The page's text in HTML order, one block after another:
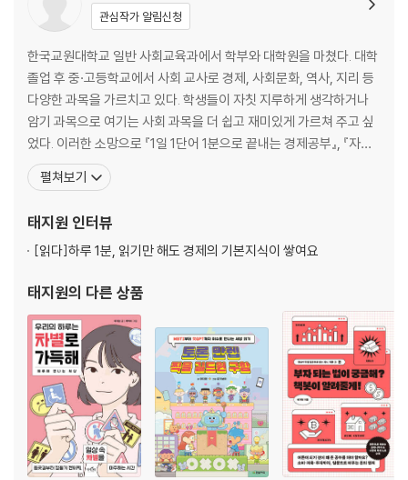
동 원리를 이해할 수 있다.
정물화 속 숨은 역사적 힌트 찾기
이 책은 한 점의 정물화를 출발점으로 작품이 그려진 배경과 화가의 정보
는 물론, 그림 속 탁자 위에 그려진 각 사물이 속한 시대의 역사적 사건, 경
제적 변화, 사회적 가치관을 함께 탐구한다.
가령 해골, 시계, 성서 등은 기술의 발전을 비롯해 중세 말기와 근대 초기에
트를 제공하고, 청어나 튤립을 그린 그림에서는 한때 경제를 좌우할 정도
로 막대한 영향을 끼쳤지만 거품이 꺼진 후 경제적 혼란을 초래한 사례들
또한 우리네 식탁에도 자주 오르는 후추와 오렌지, 설탕, 초콜릿 등이 그려
진 정물화를 살펴보면서 과거 유럽이 새로운 항로를 개척하고 글로벌 경제
를 형성하는 과정을 상세히 서술함은 물론, 해상무역과 식민지 착취의 어
두운 이면도 함께 조명한다. 마지막으로 현대에 들어서는 대량생산과 소비
문화를 앤디 워홀의 ‘수프 캔’ 작품을 감상하며 설명한다.
그림 속 사물들이 들려주는 생생한 이야기 속으로!
관심작가 알림신청
한국교원대학교 일반 사회교육과에서 학부와 대학원을 마쳤다. 대학
졸업 후 중·고등학교에서 사회 교사로 경제, 사회문화, 역사, 지리 등
다양한 과목을 가르치고 있다. 학생들이 자칫 지루하게 생각하거나
암기 과목으로 여기는 사회 과목을 더 쉽고 재미있게 가르쳐 주고 싶
었다. 이러한 소망으로 『1일 1단어 1분으로 끝내는 경제공부』, 『자본
주의 사회, 빈부격차는 당연한 걸까?』, 『이 장면, 나만 불편한가요?』,
『자본주의를 부탁해』, 『이 정도는 알아야 하는 최소한의 경제 법칙』
『독도를 부탁해』, 『미술관 옆 사회교실』
펼쳐보기
태지원 인터뷰
[읽다]하루 1분, 읽기만 해도 경제의 기본지식이 쌓여요
태지원의 다른 상품